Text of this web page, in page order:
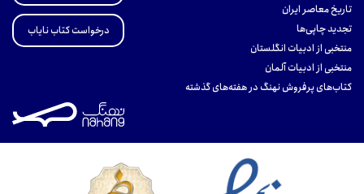
تاریخ معاصر ایران
تجدید چاپی‌ها
منتخبی از ادبیات انگلستان
منتخبی از ادبیات آلمان
کتاب‌های پرفروش نهنگ در هفته‌های گذشته
درخواست کتاب نایاب